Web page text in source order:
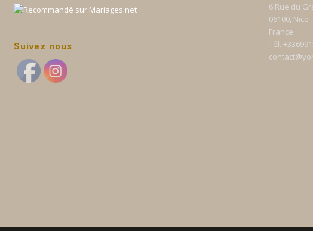
Suivez nous
6 Rue du
06100, Nice
France
Tél.